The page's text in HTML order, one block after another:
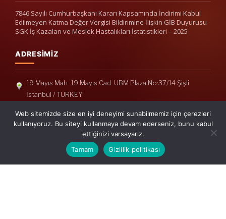
7846 Sayılı Cumhurbaşkanı Kararı Kapsamında İndirimi Kabul
Edilmeyen Katma Değer Vergisi Bildirimine İlişkin GİB Duyurusu
SGK İş Kazaları ve Meslek Hastalıkları İstatistikleri – 2025
ADRESIMIZ
19 Mayıs Mah. 19 Mayıs Cad. UBM Plaza No:37/14 Şişli
İstanbul / TURKEY
Telefon: +90(212) 240 33 39
Telefon: +90(212) 248 19 36
info@erisymm.com
Web sitemizde size en iyi deneyimi sunabilmemiz için çerezleri
kullanıyoruz. Bu siteyi kullanmaya devam ederseniz, bunu kabul
ettiğinizi varsayarız.
Tamam
Gizlilik politikası